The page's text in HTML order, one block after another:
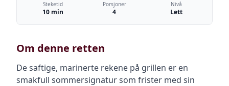
Steketid
10 min
Porsjoner
4
Nivå
Lett
Om denne retten
De saftige, marinerte rekene på grillen er en
smakfull sommersignatur som frister med sin